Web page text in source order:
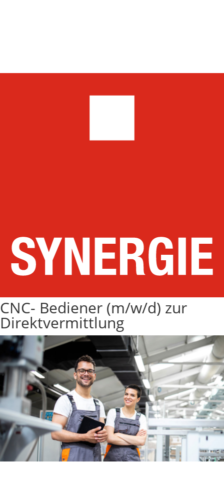
CNC- Bediener (m/w/d) zur
Direktvermittlung